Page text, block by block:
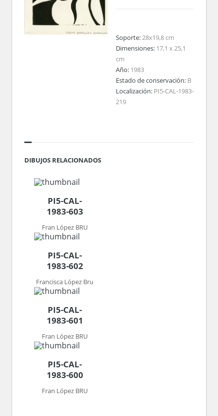
Soporte:28x19,8 cm
Dimensiones: 17,1 x 25,1
cm
Año: 1983
Estado de conservación: B
Localización: PI5-CAL-1983-
219
DIBUJOS RELACIONADOS
PI5-CAL-
1983-603
Fran López BRU
PI5-CAL-
1983-602
Francisca López Bru
PI5-CAL-
1983-601
Fran López BRU
PI5-CAL-
1983-600
Fran López BRU